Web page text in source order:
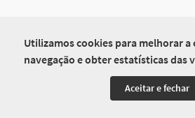
Utilizamos cookies para melhorar a
navegação e obter estatísticas das
Aceitar e fechar